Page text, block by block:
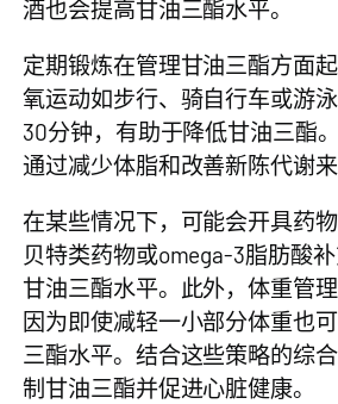
酒也会提高甘油三酯水平。
定期锻炼在管理甘油三酯方面
氧运动如步行、骑自行车或游
30分钟，有助于降低甘油三酯
通过减少体脂和改善新陈代谢来
在某些情况下，可能会开具药物
贝特类药物或omega-3脂肪酸
甘油三酯水平。此外，体重管理
因为即使减轻一小部分体重也
三酯水平。结合这些策略的综
制甘油三酯并促进心脏健康。